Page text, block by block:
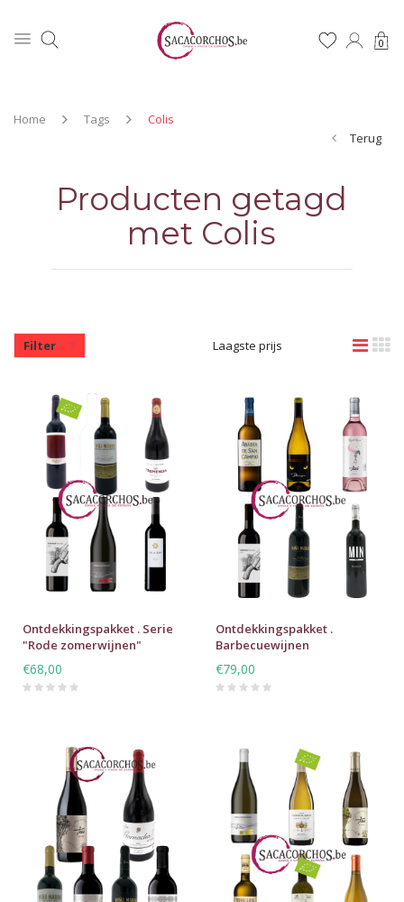
0
Home Tags
Colis
Terug
Producten getagd
met Colis
Filter Laagste prijs
Ontdekkingspakket . Serie
"Rode zomerwijnen"
€68,00
Ontdekkingspakket .
Barbecuewijnen
€79,00